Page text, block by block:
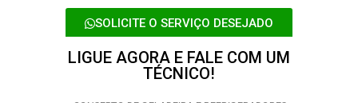
SOLICITE O SERVIÇO DESEJADO
LIGUE AGORA E FALE COM UM
TÉCNICO!